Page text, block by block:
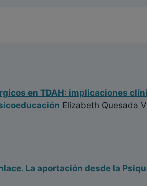
en TDAH: implicaciones
Elizabeth Quesada
La aportación desde la